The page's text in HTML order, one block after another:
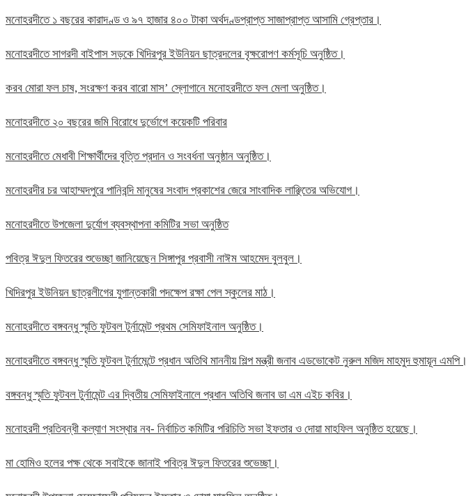
মনোহরদীতে ১ বছরের কারাদণ্ড ও ৯৭ হাজার ৪০০ টাকা অর্থদণ্ডপ্রাপ্ত সাজাপ্রাপ্ত আসামি গ্রেপ্তার।
মনোহরদীতে সাগরদী বাইপাস সড়কে খিদিরপুর ইউনিয়ন ছাত্রদলের বৃক্ষরোপণ কর্মসূচি অনুষ্ঠিত।
করব মোরা ফল চাষ, সংরক্ষণ করব বারো মাস’ স্লোগানে মনোহরদীতে ফল মেলা অনুষ্ঠিত।
মনোহরদীতে ২০ বছরের জমি বিরোধে দুর্ভোগে কয়েকটি পরিবার
মনোহরদীতে মেধাবী শিক্ষার্থীদের বৃত্তি প্রদান ও সংবর্ধনা অনুষ্ঠান অনুষ্ঠিত।
মনোহরদীর চর আহাম্মদপুরে পানিবন্দি মানুষের সংবাদ প্রকাশের জেরে সাংবাদিক লাঞ্ছিতের অভিযোগ।
মনোহরদীতে উপজেলা দুর্যোগ ব্যবস্থাপনা কমিটির সভা অনুষ্ঠিত
পবিত্র ঈদুল ফিতরের শুভেচ্ছা জানিয়েছেন সিঙ্গাপুর প্রবাসী নাঈম আহমেদ বুলবুল।
খিদিরপুর ইউনিয়ন ছাত্রলীগের যুগান্তকারী পদক্ষেপ রক্ষা পেল স্কুলের মাঠ।
মনোহরদীতে বঙ্গবন্ধু স্মৃতি ফুটবল টুর্নামেন্ট প্রথম সেমিফাইনাল অনুষ্ঠিত।
মনোহরদীতে বঙ্গবন্ধু স্মৃতি ফুটবল টুর্নামেন্টে প্রধান অতিথি মাননীয় শিল্প মন্ত্রী জনাব এডভোকেট নুরুল মজিদ মাহমুদ হুমায়ূন এমপি।
বঙ্গবন্ধু স্মৃতি ফুটবল টুর্নামেন্ট এর দ্বিতীয় সেমিফাইনালে প্রধান অতিথি জনাব ডা এম এইচ কবির।
মনোহরদী প্রতিবন্ধী কল্যাণ সংস্থার নব- নির্বাচিত কমিটির পরিচিতি সভা ইফতার ও দোয়া মাহফিল অনুষ্ঠিত হয়েছে।
মা হোমিও হলের পক্ষ থেকে সবাইকে জানাই পবিত্র ঈদুল ফিতরের শুভেচ্ছা।